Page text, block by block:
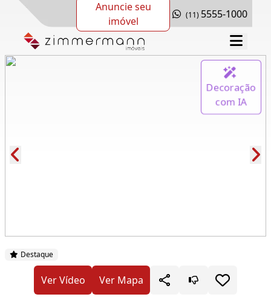
Anuncie seu
imóvel
(11) 5555-1000
Decoração
com IA
Destaque
Ver Vídeo
Ver Mapa